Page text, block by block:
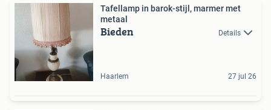
Tafellamp in barok-stijl, marmer met
metaal
Bieden Details
Haarlem 27 jul 26